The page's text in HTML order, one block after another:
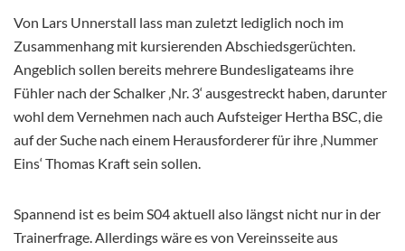
Von Lars Unnerstall lass man zuletzt lediglich noch im
Zusammenhang mit kursierenden Abschiedsgerüchten.
Angeblich sollen bereits mehrere Bundesligateams ihre
Fühler nach der Schalker ‚Nr. 3‘ ausgestreckt haben, darunter
wohl dem Vernehmen nach auch Aufsteiger Hertha BSC, die
auf der Suche nach einem Herausforderer für ihre ‚Nummer
Eins‘ Thomas Kraft sein sollen.
Spannend ist es beim S04 aktuell also längst nicht nur in der
Trainerfrage. Allerdings wäre es von Vereinsseite aus